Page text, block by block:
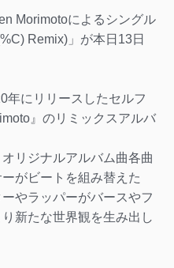
Morimotoによるシングル
Remix)」が本日13日
年にリリースしたセルフ
』のリミックスアルバ
リジナルアルバム曲各曲
がビートを組み替えた
やラッパーがバースやフ
新たな世界観を生み出し